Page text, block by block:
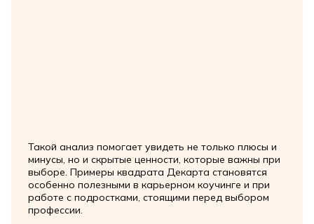
Такой анализ помогает увидеть не только плюсы и
минусы, но и скрытые ценности, которые важны при
выборе. Примеры квадрата Декарта становятся
особенно полезными в карьерном коучинге и при
работе с подростками, стоящими перед выбором
профессии.